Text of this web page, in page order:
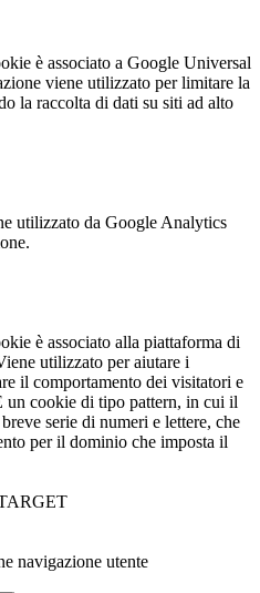
è associato a Google Universal
viene utilizzato per limitare la
la raccolta di dati su siti ad alto
utilizzato da Google Analytics
è associato alla piattaforma di
utilizzato per aiutare i
il comportamento dei visitatori e
un cookie di tipo pattern, in cui il
serie di numeri e lettere, che
per il dominio che imposta il
navigazione utente